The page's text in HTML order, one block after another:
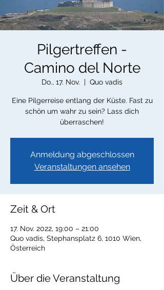
Pilgertreffen -
Camino del Norte
Do., 17. Nov.
  |
Quo vadis
Eine Pilgerreise entlang der Küste. Fast zu
schön um wahr zu sein? Lass dich
überraschen!
Anmeldung abgeschlossen
Veranstaltungen ansehen
Zeit & Ort
17. Nov. 2022, 19:00 – 21:00
Quo vadis, Stephansplatz 6, 1010 Wien,
Österreich
Über die Veranstaltung